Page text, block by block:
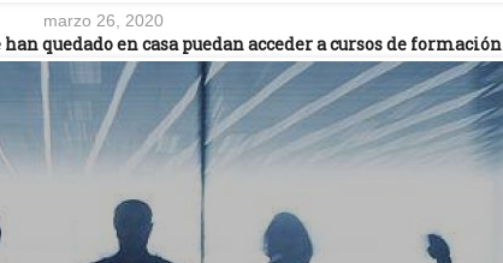
marzo 26, 2020
quedado en casa puedan acceder a cursos de formación